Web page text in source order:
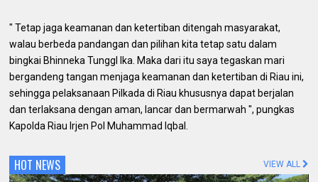
" Tetap jaga keamanan dan ketertiban ditengah masyarakat,
walau berbeda pandangan dan pilihan kita tetap satu dalam
bingkai Bhinneka Tunggl Ika. Maka dari itu saya tegaskan mari
bergandeng tangan menjaga keamanan dan ketertiban di Riau ini,
sehingga pelaksanaan Pilkada di Riau khususnya dapat berjalan
dan terlaksana dengan aman, lancar dan bermarwah ", pungkas
Kapolda Riau Irjen Pol Muhammad Iqbal.
HOT NEWS VIEW ALL